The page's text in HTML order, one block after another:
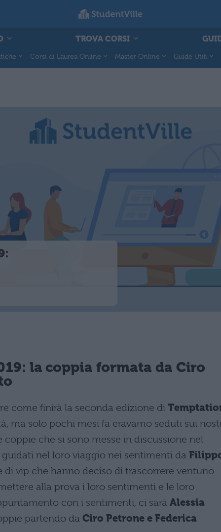
TROVA CORSI
Corsi di Laurea Online Master Online Guide Utili
la coppia formata da Ciro
come finirà la seconda edizione di
ma solo pochi mesi fa eravamo seduti sui
che si sono messe in discussione nel
guidati nel loro viaggio nei sentimenti da
di vip che hanno deciso di trascorrere ventuno
alla prova i loro sentimenti e le loro
con i sentimenti, ci sarà Alessia
partendo da Ciro Petrone e Federica